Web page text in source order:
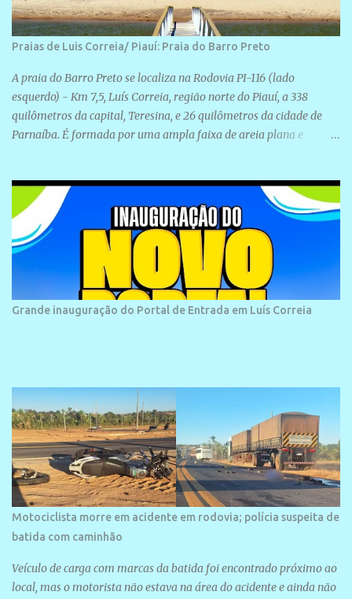
Praias de Luis Correia/ Piauí: Praia do Barro Preto
A praia do Barro Preto se localiza na Rodovia PI-116 (lado
esquerdo) - Km 7,5, Luís Correia, região norte do Piauí, a 338
quilômetros da capital, Teresina, e 26 quilômetros da cidade de
Parnaíba. É formada por uma ampla faixa de areia plana e
devido ao extensivo molhe de pedras que não chegam a 2 metros
de altura, não apresentando dunas em seu espaço geográfico. Não
se sabe ao certo porque a praia leva esse nome, e muitas das suas
historias foram esquecidas ao longo do tempo. A praia é
frequentada por moradores e turistas, em geral veranistas
piauienses e, em menor número, pessoas de estados vizinhos. O
bairro onde se localiza a praia é palco de amplos investimentos e
Grande inauguração do Portal de Entrada em Luís Correia
Motociclista morre em acidente em rodovia; polícia suspeita de
batida com caminhão
Veículo de carga com marcas da batida foi encontrado próximo ao
local, mas o motorista não estava na área do acidente e ainda não